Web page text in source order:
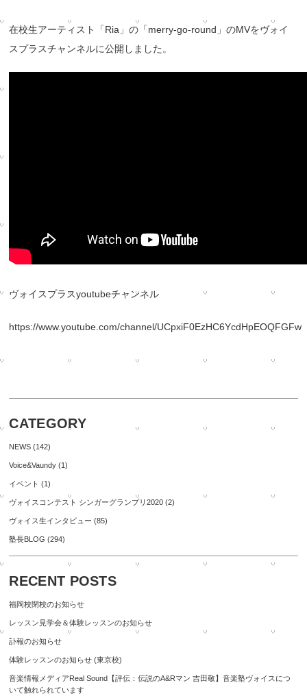
在校生アーティスト「Ria」の「merry-go-round」のMVをヴォイ
スプラスチャンネルに公開しました。
ヴォイスプラスyoutubeチャンネル
https://www.youtube.com/channel/UCpxiF0EzHC6YcdHpEOQFGFw
CATEGORY
NEWS (142)
Voice&Vaundy (1)
イベント (1)
ヴォイスコンテスト シンガーグランプリ2020 (2)
ヴォイス生インタビュー (85)
塾長BLOG (294)
RECENT POSTS
福岡校閉校のお知らせ
レッスン見学会＆体験レッスンのお知らせ
訃報のお知らせ
体験レッスンのお知らせ (東京校)
音楽情報メディアReal Sound【評伝：伝説のA&Rマン 吉田敬】音楽塾ヴォイスにつ
いて触れられています